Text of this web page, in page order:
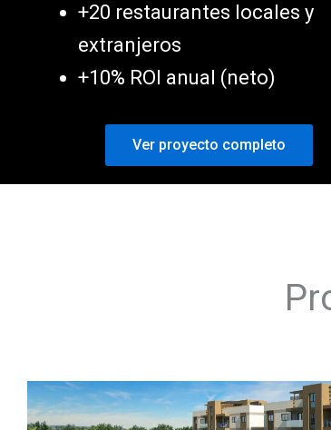
+20 restaurantes locales y
extranjeros
+10% ROI anual (neto)
Ver proyecto completo